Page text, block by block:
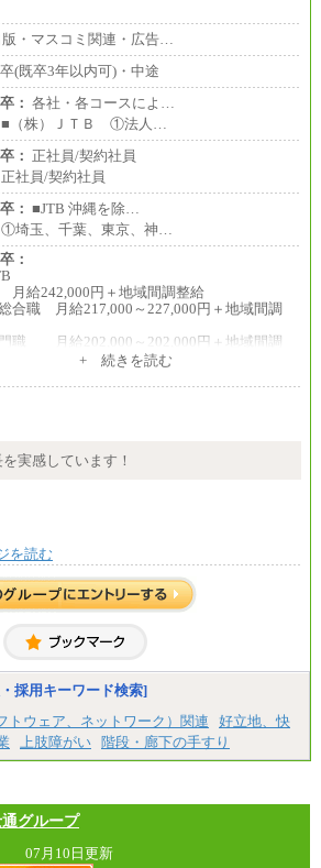
・マスコミ関連・広告…
(既卒3年以内可)・中途
： 各社・各コースによ…
■（株）ＪＴＢ ①法人…
： 正社員/契約社員
正社員/契約社員
： ■JTB 沖縄を除…
①埼玉、千葉、東京、神…
：
給242,000円＋地域間調整給
合職 月給217,000～227,000円＋地域間調
職 月給202,000～202,000円＋地域間調
給208,000～235,000円
JTBキャリアサイトよりご確認ください。
給220,000～230,000円＋地域間調整給
JTBキャリアサイトよりご確認ください。
コミュニケーションデザイン
月給230,000円
業手当：20,000円（一律支給）※みなし
の残業時間は10.43時間。
て、時間外手当等を支給。
ポート職 月給188,000円
JTBグローバルマーケティング＆トラベル
業職 月給202,000～227,000円＋地域間調整
+ 続きを読む
実感しています！
を読む
採用キーワード検索]
トウェア、ネットワーク）関連
好立地、快
上肢障がい 階段・廊下の手すり
グループ
07月10日更新